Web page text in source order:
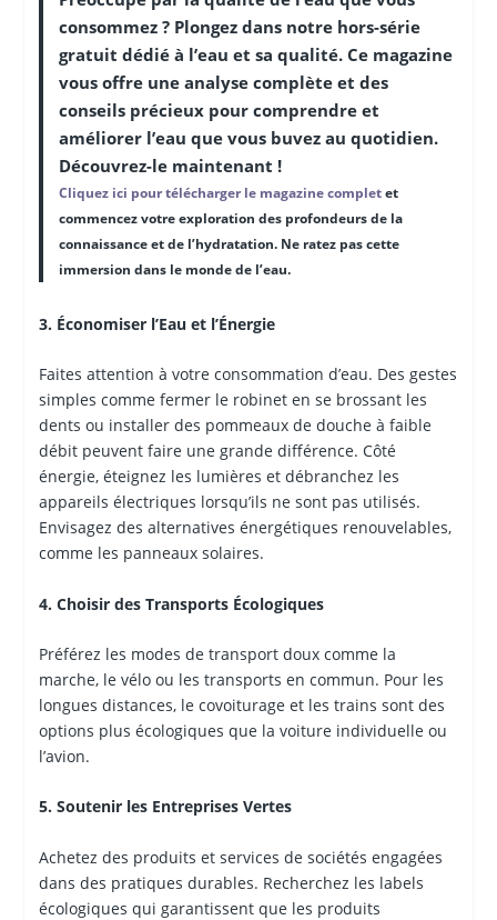
consommez ? Plongez dans notre hors-série
gratuit dédié à l’eau et sa qualité. Ce magazine
vous offre une analyse complète et des
conseils précieux pour comprendre et
améliorer l’eau que vous buvez au quotidien.
Découvrez-le maintenant !
Cliquez ici pour télécharger le magazine completet
commencez votre exploration des profondeurs de la
connaissance et de l’hydratation. Ne ratez pas cette
immersion dans le monde de l’eau.
3. Économiser l’Eau et l’Énergie
Faites attention à votre consommation d’eau. Des gestes
simples comme fermer le robinet en se brossant les
dents ou installer des pommeaux de douche à faible
débit peuvent faire une grande différence. Côté
énergie, éteignez les lumières et débranchez les
appareils électriques lorsqu’ils ne sont pas utilisés.
Envisagez des alternatives énergétiques renouvelables,
comme les panneaux solaires.
4. Choisir des Transports Écologiques
Préférez les modes de transport doux comme la
marche, le vélo ou les transports en commun. Pour les
longues distances, le covoiturage et les trains sont des
options plus écologiques que la voiture individuelle ou
l’avion.
5. Soutenir les Entreprises Vertes
Achetez des produits et services de sociétés engagées
dans des pratiques durables. Recherchez les labels
écologiques qui garantissent que les produits